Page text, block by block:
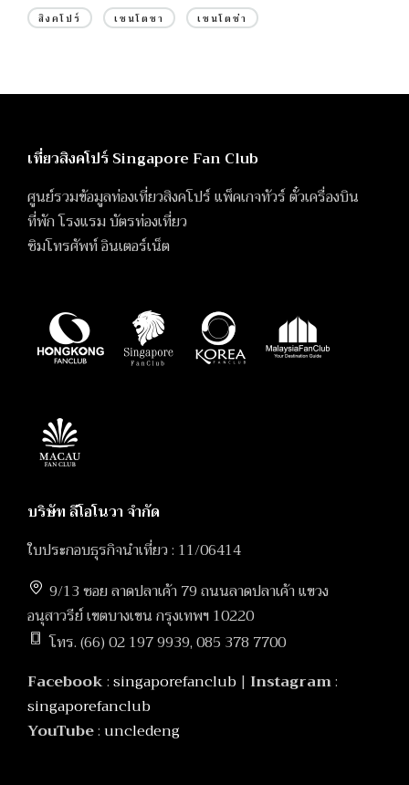
สิงคโปร์ เซนโตซา เซนโตซ่า
เที่ยวสิงคโปร์ Singapore Fan Club
ศูนย์รวมข้อมูลท่องเที่ยวสิงคโปร์ แพ็คเกจทัวร์ ตั๋วเครื่องบิน
ที่พัก โรงแรม บัตรท่องเที่ยว
ซิมโทรศัพท์ อินเตอร์เน็ต
บริษัท ลีโอโนวา จำกัด
ใบประกอบธุรกิจนำเที่ยว : 11/06414
9/13 ซอย ลาดปลาเค้า 79 ถนนลาดปลาเค้า แขวง
อนุสาวรีย์ เขตบางเขน กรุงเทพฯ 10220
โทร. (66) 02 197 9939, 085 378 7700
Facebook:singaporefanclub | Instagram:
singaporefanclub
YouTube: uncledeng